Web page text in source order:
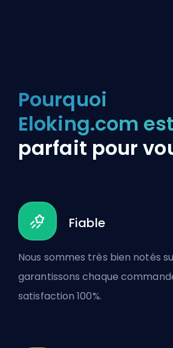
Pourquoi
Eloking.com est
parfait pour
Fiable
Nous sommes très bien notés
garantissons chaque
satisfaction 100%.